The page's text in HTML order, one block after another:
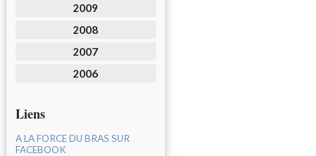
2009
2008
2007
2006
Liens
A LA FORCE DU BRAS SUR
FACEBOOK